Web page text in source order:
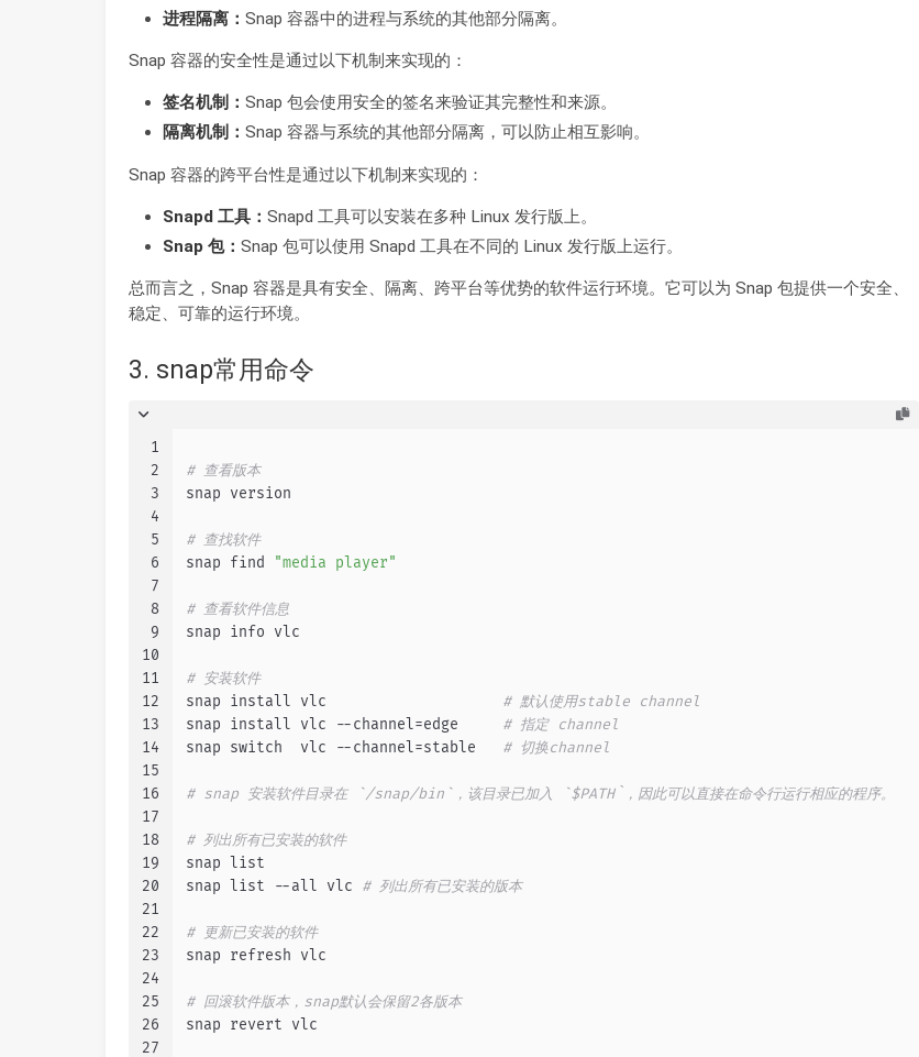
进程隔离： Snap 容器中的进程与系统的其他部分隔离。
Snap 容器的安全性是通过以下机制来实现的：
签名机制： Snap 包会使用安全的签名来验证其完整性和来源。
隔离机制： Snap 容器与系统的其他部分隔离，可以防止相互影响。
Snap 容器的跨平台性是通过以下机制来实现的：
Snapd 工具： Snapd 工具可以安装在多种 Linux 发行版上。
Snap 包： Snap 包可以使用 Snapd 工具在不同的 Linux 发行版上运行。
总而言之，Snap 容器是具有安全、隔离、跨平台等优势的软件运行环境。它可以为 Snap 包提供一个安全、
稳定、可靠的运行环境。
3. snap常用命令
1
2
3
4
5
6
7
8
9
10
11
12
13
14
15
16
17
18
19
20
21
22
23
24
25
26
27
# 查看版本
snap version
# 查找软件
snap find
"media player"
# 查看软件信息
snap info vlc
# 安装软件
snap install vlc # 默认使用stable channel
snap install vlc --channel=edge # 指定 channel
snap switch  vlc --channel=stable # 切换channel
# snap 安装软件目录在 `/snap/bin`，该目录已加入 `$PATH`，因此可以直接在命令行运行相应的程序。
# 列出所有已安装的软件
snap list
snap list --all vlc # 列出所有已安装的版本
# 更新已安装的软件
snap refresh vlc
# 回滚软件版本，snap默认会保留2各版本
snap revert vlc